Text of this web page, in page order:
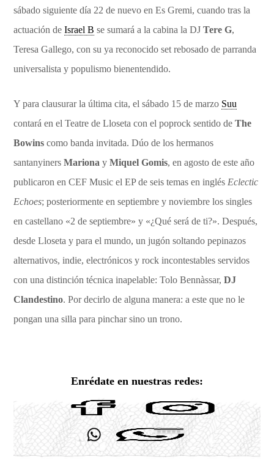
sábado siguiente día 22 de nuevo en Es Gremi, cuando tras la
actuación deIsrael B se sumará a la cabina la DJTere G,
Teresa Gallego, con su ya reconocido set rebosado de parranda
universalista y populismo bienentendido.
Y para clausurar la última cita, el sábado 15 de marzo Suu
contará en el Teatre de Lloseta con el poprock sentido deThe
Bowinscomo banda invitada. Dúo de los hermanos
santanyinersMariona yMiquel Gomis, en agosto de este año
publicaron en CEF Music el EP de seis temas en inglés Eclectic
Echoes; posteriormente en septiembre y noviembre los singles
en castellano «2 de septiembre» y «¿Qué será de ti?». Después,
desde Lloseta y para el mundo, un jugón soltando pepinazos
alternativos, indie, electrónicos y rock incontestables servidos
con una distinción técnica inapelable: Tolo Bennàssar,DJ
Clandestino. Por decirlo de alguna manera: a este que no le
pongan una silla para pinchar sino un trono.
Enrédate en nuestras redes: